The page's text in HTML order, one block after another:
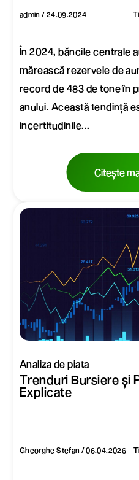
admin / 24.09.2024
În 2024, băncile centrale
mărească rezervele de
record de 483 de tone în
anului. Această tendință
incertitudinile...
Citește
Analiza de piata
Trenduri Bursiere și
Explicate
Gheorghe Stefan / 06.04.2026